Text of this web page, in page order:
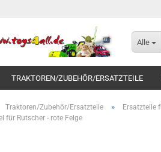
Alle
TRAKTOREN/ZUBEHÖR/ERSATZTEILE
Traktoren/Zubehör/Ersatzteile » Ersatzteile
für Rutscher - rote Felge